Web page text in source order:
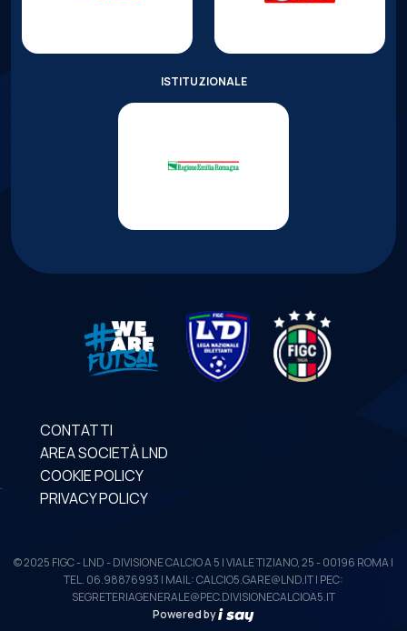
ISTITUZIONALE
CONTATTI
AREA SOCIETÀ LND
COOKIE POLICY
PRIVACY POLICY
© 2025 FIGC - LND - DIVISIONE CALCIO A 5 | VIALE TIZIANO, 25 - 00196 ROMA |
TEL. 06.98876993 | MAIL: CALCIO5.GARE@LND.IT | PEC:
SEGRETERIAGENERALE@PEC.DIVISIONECALCIOA5.IT
Powered by